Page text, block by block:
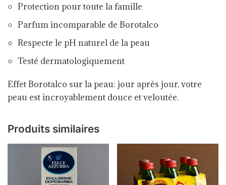
Protection pour toute la famille
Parfum incomparable de Borotalco
Respecte le pH naturel de la peau
Testé dermatologiquement
Effet Borotalco sur la peau: jour après jour, votre
peau est incroyablement douce et veloutée.
Produits similaires